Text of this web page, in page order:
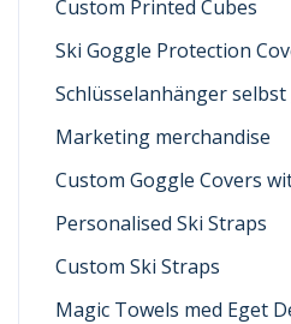
Custom Printed Cubes
Ski Goggle Protection
Schlüsselanhänger
Marketing merchandise
Custom Goggle Covers
Personalised Ski Straps
Custom Ski Straps
Magic Towels med Eget